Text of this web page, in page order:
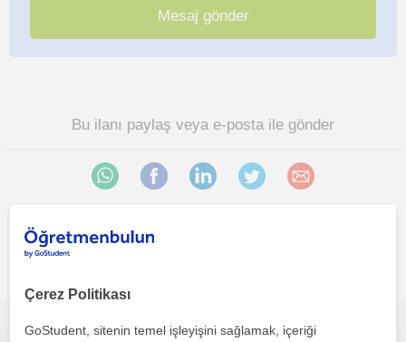
Bu ilanı paylaş veya e-posta ile gönder
Darica (Kocaeli) bölgesinde ilginizi çekebilecek diğer Ilkokul
Çerez Politikası
GoStudent, sitenin temel işleyişini sağlamak, içeriği